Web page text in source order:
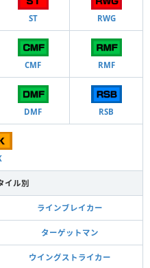
ST RWG
CMF RMF
DMF RSB
イル別
ラインブレイカー
ターゲットマン
ウイングストライカー